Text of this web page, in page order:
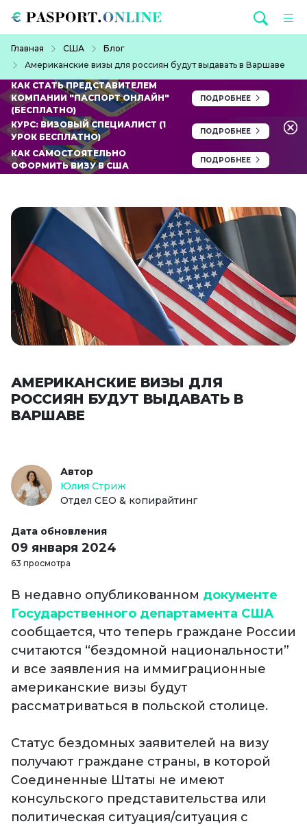
Главная США
Блог
Американские визы для россиян будут выдавать в Варшаве
КАК СТАТЬ ПРЕДСТАВИТЕЛЕМ
КОМПАНИИ "ПАСПОРТ ОНЛАЙН"
(БЕСПЛАТНО)
ПОДРОБНЕЕ
КУРС: ВИЗОВЫЙ СПЕЦИАЛИСТ (1
УРОК БЕСПЛАТНО)
ПОДРОБНЕЕ
КАК САМОСТОЯТЕЛЬНО
ОФОРМИТЬ ВИЗУ В США
ПОДРОБНЕЕ
АМЕРИКАНСКИЕ ВИЗЫ ДЛЯ
РОССИЯН БУДУТ ВЫДАВАТЬ В
ВАРШАВЕ
Автор
Юлия Стриж
Отдел СЕО & копирайтинг
Дата обновления
09 января 2024
63 просмотра
В недавно опубликованном документе
Государственного департамента США
сообщается, что теперь граждане России
считаются “бездомной национальности”
и все заявления на иммиграционные
американские визы будут
рассматриваться в польской столице.
Статус бездомных заявителей на визу
получают граждане страны, в которой
Соединенные Штаты не имеют
консульского представительства или
политическая ситуация/ситуация с